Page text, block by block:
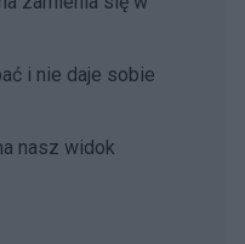
i nie daje sobie
nasz widok